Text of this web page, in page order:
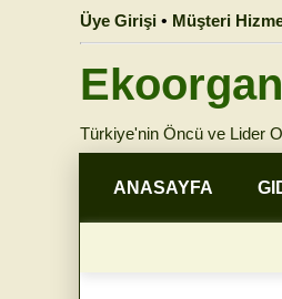
Üye Girişi • Müşteri
Türkiye'nin Öncü ve Lider
ANASAYFA